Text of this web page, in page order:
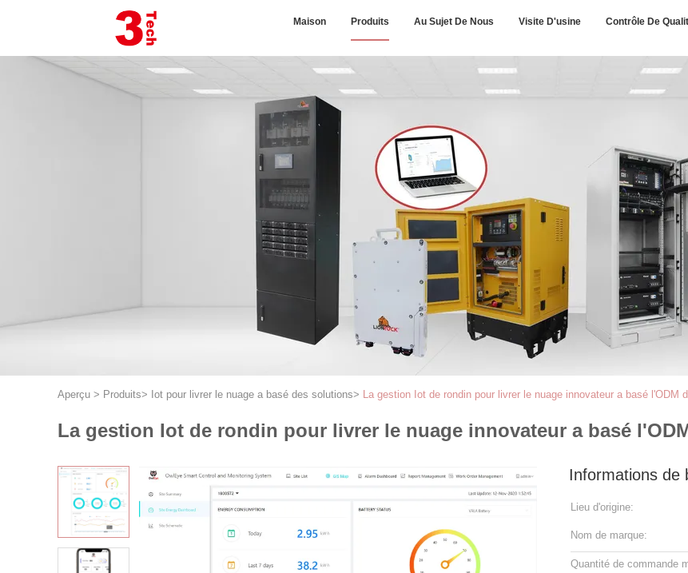
Maison Produits Au Sujet De Nous Visite D'usine Contrôle De
Aperçu > Produits> Iot pour livrer le nuage a basé des solutions> La gestion Iot de rondin pour livrer le nuage innovateur a basé
La gestion Iot de rondin pour livrer le nuage innovateur a basé
Informations de
Lieu d'origine:
Nom de marque:
Quantité de commande